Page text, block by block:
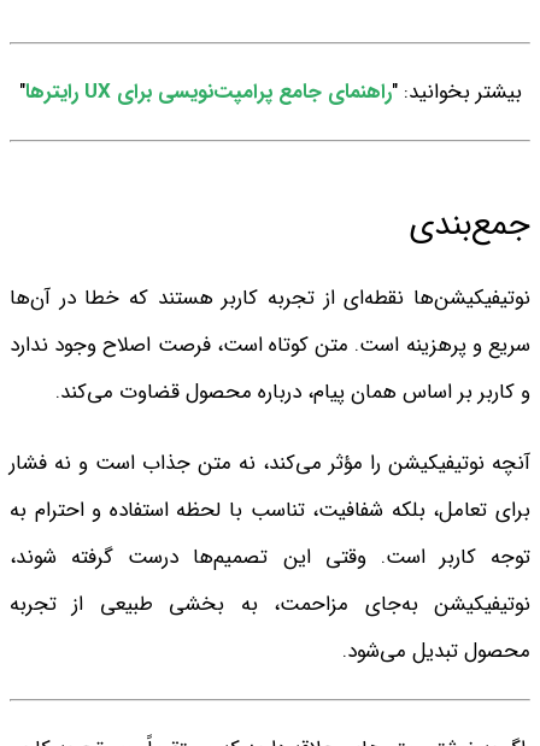
بیشتر بخوانید: "راهنمای جامع پرامپت‌نویسی برای UX رایترها "
جمع‌بندی
نوتیفیکیشن‌ها نقطه‌ای از تجربه کاربر هستند که خطا در آن‌ها
سریع و پرهزینه است. متن کوتاه است، فرصت اصلاح وجود ندارد
و کاربر بر اساس همان پیام، درباره محصول قضاوت می‌کند.
آنچه نوتیفیکیشن را مؤثر می‌کند، نه متن جذاب است و نه فشار
برای تعامل، بلکه شفافیت، تناسب با لحظه استفاده و احترام به
توجه کاربر است. وقتی این تصمیم‌ها درست گرفته شوند،
نوتیفیکیشن به‌جای مزاحمت، به بخشی طبیعی از تجربه
محصول تبدیل می‌شود.